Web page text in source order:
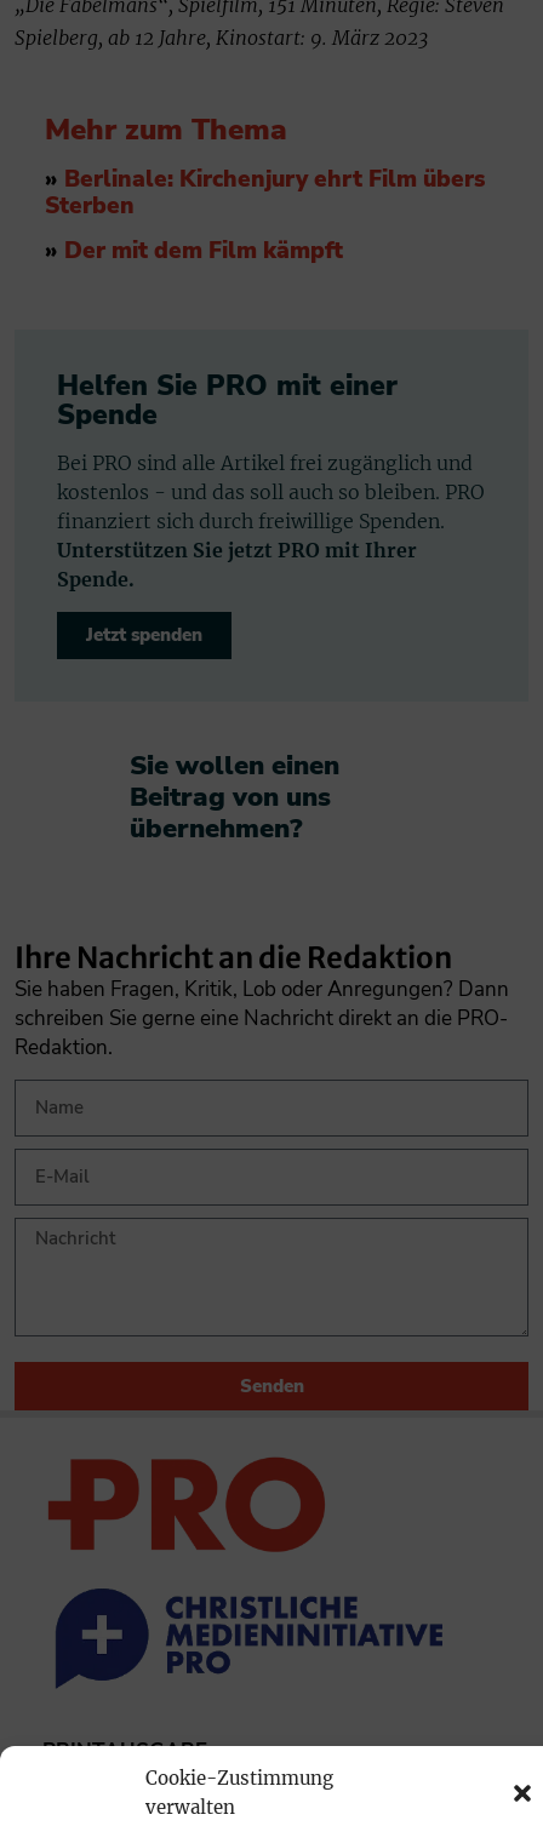
Cookie-Zustimmung
verwalten
„Die Fabelmans“, Spielfilm, 151 Minuten, Regie: Steven
Spielberg, ab 12 Jahre, Kinostart: 9. März 2023
Mehr zum Thema
» Berlinale: Kirchenjury ehrt Film übers
Sterben
» Der mit dem Film kämpft
Helfen Sie PRO mit einer
Spende
Bei PRO sind alle Artikel frei zugänglich und
kostenlos - und das soll auch so bleiben. PRO
finanziert sich durch freiwillige Spenden.
Unterstützen Sie jetzt PRO mit Ihrer
Spende.
Jetzt spenden
Sie wollen einen
Beitrag von uns
übernehmen?​
Ihre Nachricht an die Redaktion
Sie haben Fragen, Kritik, Lob oder Anregungen? Dann
schreiben Sie gerne eine Nachricht direkt an die PRO-
Redaktion.
Senden
PRINTAUSGABE
Mediadaten